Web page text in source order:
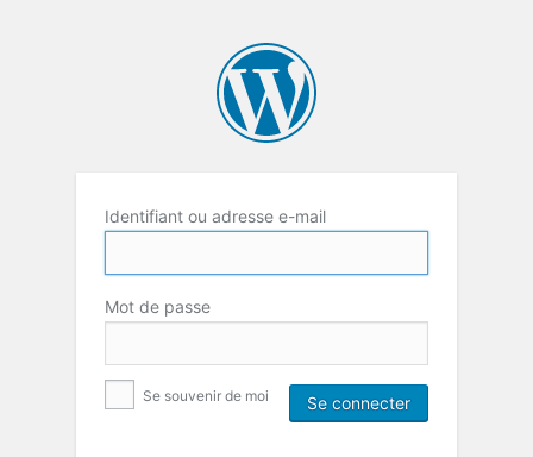
Identifiant ou adresse e-mail
Mot de passe
Se souvenir de moi